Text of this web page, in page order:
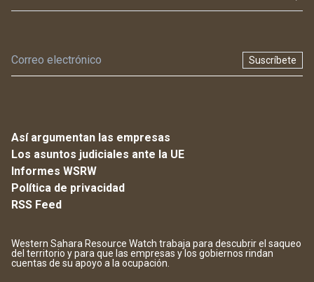
Suscríbete
Así argumentan las empresas
Los asuntos judiciales ante la UE
Informes WSRW
Política de privacidad
RSS Feed
Western Sahara Resource Watch trabaja para descubrir el saqueo
del territorio y para que las empresas y los gobiernos rindan
cuentas de su apoyo a la ocupación.